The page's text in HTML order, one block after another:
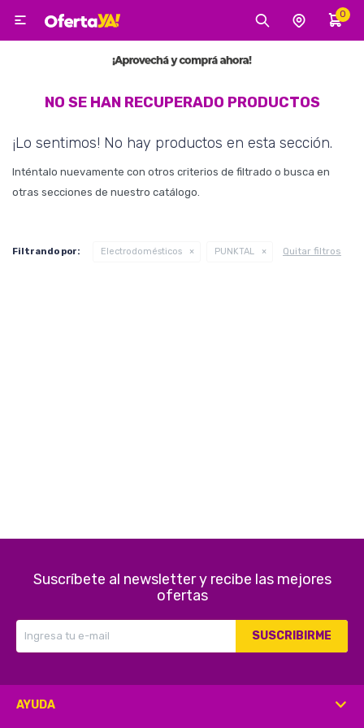
0

NO SE HAN RECUPERADO PRODUCTOS
¡Lo sentimos! No hay productos en esta sección.
Inténtalo nuevamente con otros criterios de filtrado o busca en
otras secciones de nuestro catálogo.
Filtrando por: Electrodomésticos PUNKTAL Quitar filtros
Suscríbete al newsletter y recibe las mejores
ofertas
SUSCRIBIRME
AYUDA
MI CUENTA
Tecnología
Tv, Audio y Video
Hogar y Jardín
Deportes y Tiempo Libre